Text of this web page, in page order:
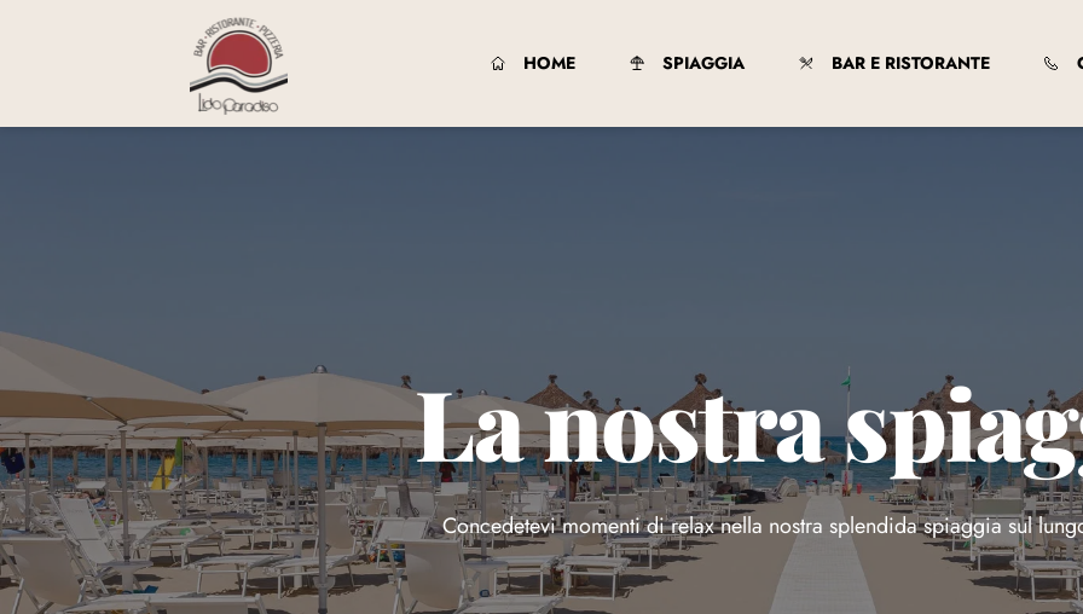
HOME SPIAGGIA BAR E RISTORANTE
La nostra
Concedetevi momenti di relax nella nostra splendida spiaggia sul